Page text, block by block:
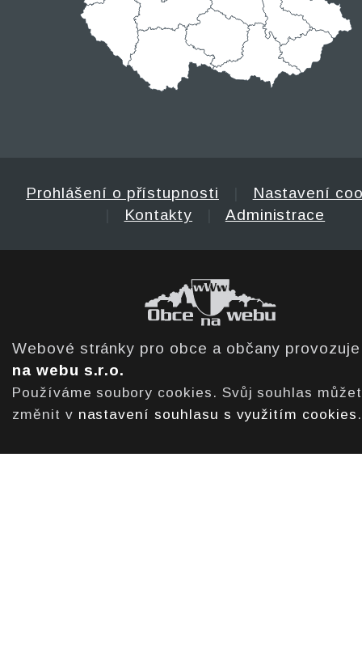
Prohlášení o přístupnosti
Nastavení
Kontakty Administrace
Webové stránky pro obce a občany
na webu s.r.o.
Používáme soubory cookies. Svůj souhlas
změnit v nastavení souhlasu s využitím cookies .